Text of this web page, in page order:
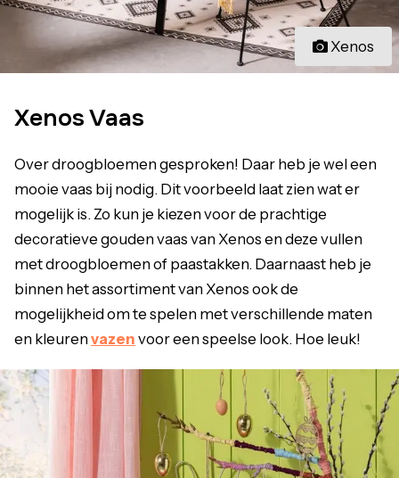
Xenos
Xenos Vaas
Over droogbloemen gesproken! Daar heb je wel een
mooie vaas bij nodig. Dit voorbeeld laat zien wat er
mogelijk is. Zo kun je kiezen voor de prachtige
decoratieve gouden vaas van Xenos en deze vullen
met droogbloemen of paastakken. Daarnaast heb je
binnen het assortiment van Xenos ook de
mogelijkheid om te spelen met verschillende maten
en kleurenvazen voor een speelse look. Hoe leuk!